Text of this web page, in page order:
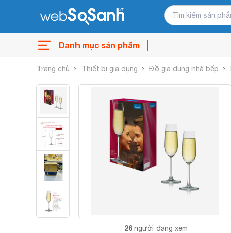
Danh mục sản phẩm
Trang chủ Thiết bị gia dụng Đồ gia dụng nhà bếp
26 người đang xem